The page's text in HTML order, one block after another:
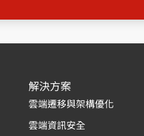
解決方案
雲端遷移與架構優化
雲端資訊安全